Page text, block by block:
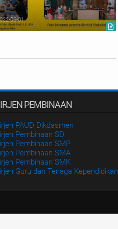
06-01
PEMBINAAN
PAUD Dikdasmen
Pembinaan SD
Pembinaan SMP
Pembinaan SMA
Pembinaan SMK
Guru dan Tenaga Kependidikan